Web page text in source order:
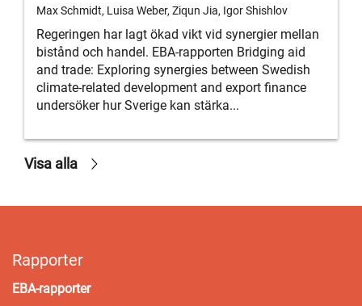
Max Schmidt, Luisa Weber, Ziqun Jia, Igor Shishlov
Regeringen har lagt ökad vikt vid synergier mellan
bistånd och handel. EBA-rapporten Bridging aid
and trade: Exploring synergies between Swedish
climate-related development and export ﬁnance
undersöker hur Sverige kan stärka...
Visa alla
Rapporter
EBA-rapporter